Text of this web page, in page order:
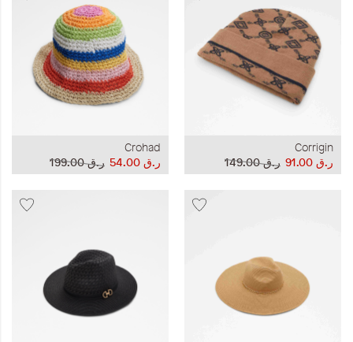
Corrigin
ر.ق‏ 149.00
ر.ق‏ 91.00
Crohad
ر.ق‏ 199.00
ر.ق‏ 54.00